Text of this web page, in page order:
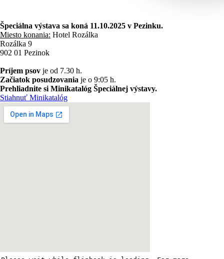
Špeciálna výstava sa koná 11.10.2025 v Pezinku.
Miesto konania: Hotel Rozálka
Rozálka 9
902 01 Pezinok
Príjem psov je od 7.30 h.
Začiatok posudzovania je o 9:05 h.
Prehliadnite si Minikatalóg Špeciálnej výstavy.
Stiahnuť Minikatalóg